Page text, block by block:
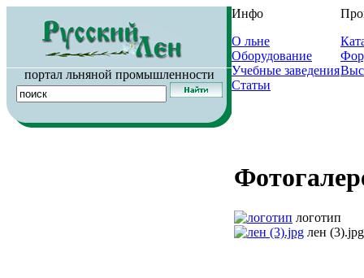
портал льняной промышленности
Инфо
О льне
Оборудование
Учебные заведения
Статьи
логотип
лен (3).jpg